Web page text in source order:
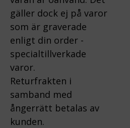
gäller dock ej på varor
som är graverade
enligt din order -
specialtillverkade
varor.
Returfrakten i
samband med
ångerrätt betalas av
kunden.